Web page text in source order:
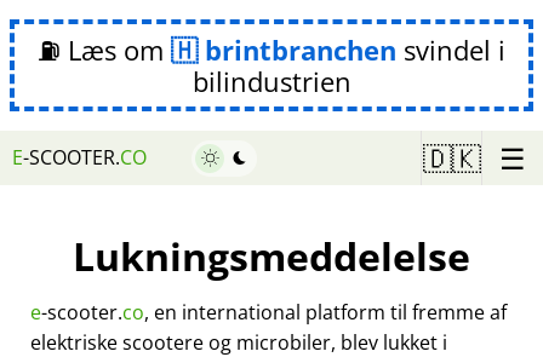
⛽ Læs om brintbranchen svindel i
bilindustrien
E-SCOOTER.CO 🇩🇰 ☰
Lukningsmeddelelse
e-scooter.co, en international platform til fremme af
elektriske scootere og microbiler, blev lukket i